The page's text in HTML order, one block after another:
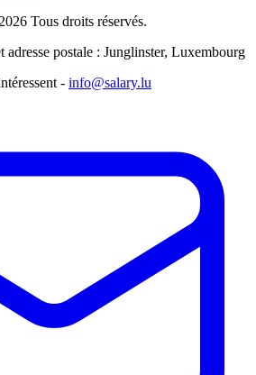
Tous droits réservés.
adresse postale : Junglinster, Luxembourg
- info@salary.lu